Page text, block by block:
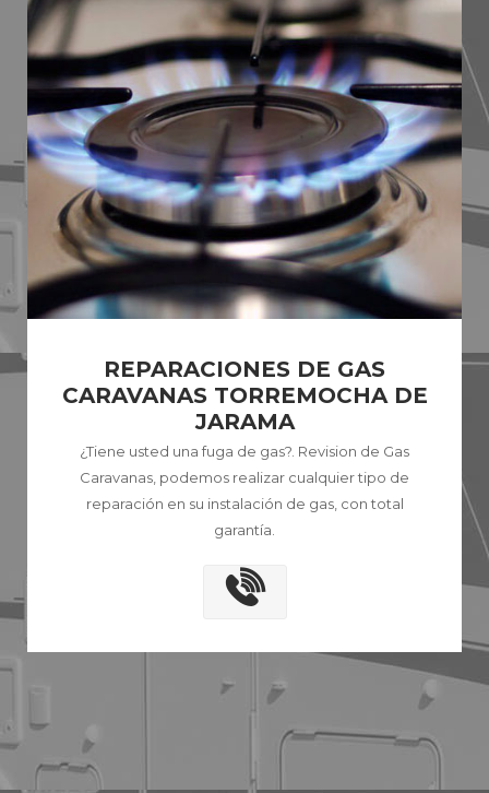
REPARACIONES DE GAS
CARAVANAS TORREMOCHA DE
JARAMA
¿Tiene usted una fuga de gas?. Revision de Gas
Caravanas, podemos realizar cualquier tipo de
reparación en su instalación de gas, con total
garantía.